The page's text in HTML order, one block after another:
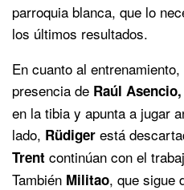
parroquia blanca, que lo
los últimos resultados.
En cuanto al
presencia de Raúl Asencio,
en la tibia y apunta a jugar
lado, Rüdiger está
Trent continúan con el
También Militao, que sigue